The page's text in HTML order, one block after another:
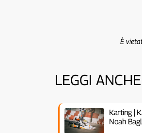
È
LEGGI ANCHE
Karting |
Noah